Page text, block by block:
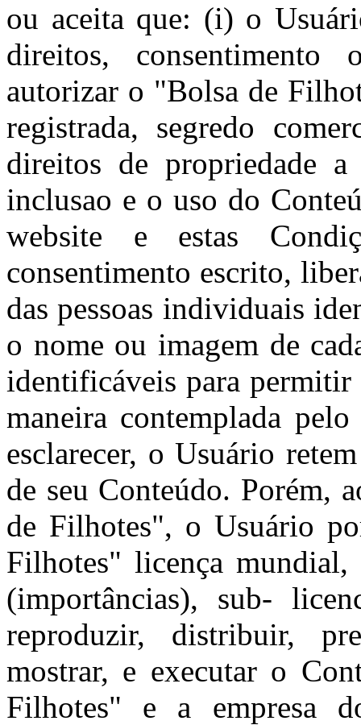
ou aceita que: (i) o
direitos,
autorizar o "Bolsa de
registrada, segredo
direitos de propriedade
inclusao e o uso do
website e estas
consentimento escrito,
das pessoas individuais
o nome ou imagem de
identificáveis para
maneira contemplada
esclarecer, o Usuário
de seu Conteúdo. Porém,
de Filhotes", o Usuário
Filhotes" licença
(importâncias), sub-
reproduzir, distribuir,
mostrar, e executar o
Filhotes" e a empresa